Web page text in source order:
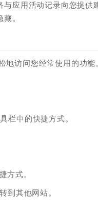
应用活动记录向您提供
。
访问您经常使用的功能
栏中的快捷方式。
方式。
到其他网站。